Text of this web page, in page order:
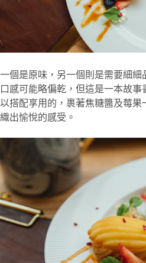
一個是原味，另一個則是需要細
口感可能略偏乾，但這是一本故
以搭配享用的，裹著焦糖醬及莓
織出愉悅的感受。